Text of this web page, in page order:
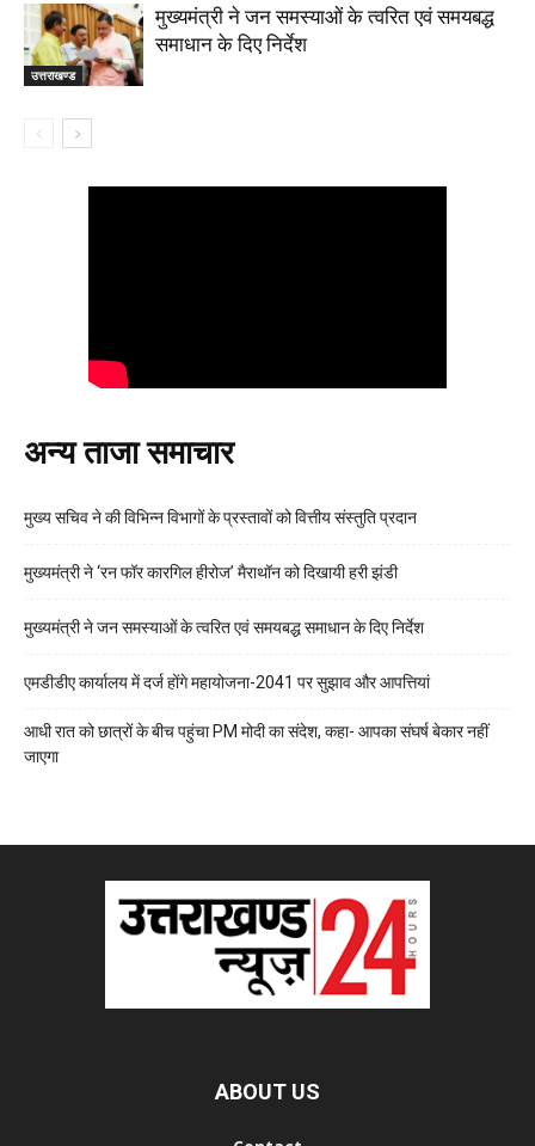
उत्तराखण्ड
मुख्यमंत्री ने जन समस्याओं के त्वरित एवं समयबद्ध
समाधान के दिए निर्देश
अन्य ताजा समाचार
मुख्य सचिव ने की विभिन्न विभागों के प्रस्तावों को वित्तीय संस्तुति प्रदान
मुख्यमंत्री ने ‘रन फॉर कारगिल हीरोज’ मैराथॉन को दिखायी हरी झंडी
मुख्यमंत्री ने जन समस्याओं के त्वरित एवं समयबद्ध समाधान के दिए निर्देश
एमडीडीए कार्यालय में दर्ज होंगे महायोजना-2041 पर सुझाव और आपत्तियां
आधी रात को छात्रों के बीच पहुंचा PM मोदी का संदेश, कहा- आपका संघर्ष बेकार नहीं
जाएगा
ABOUT US